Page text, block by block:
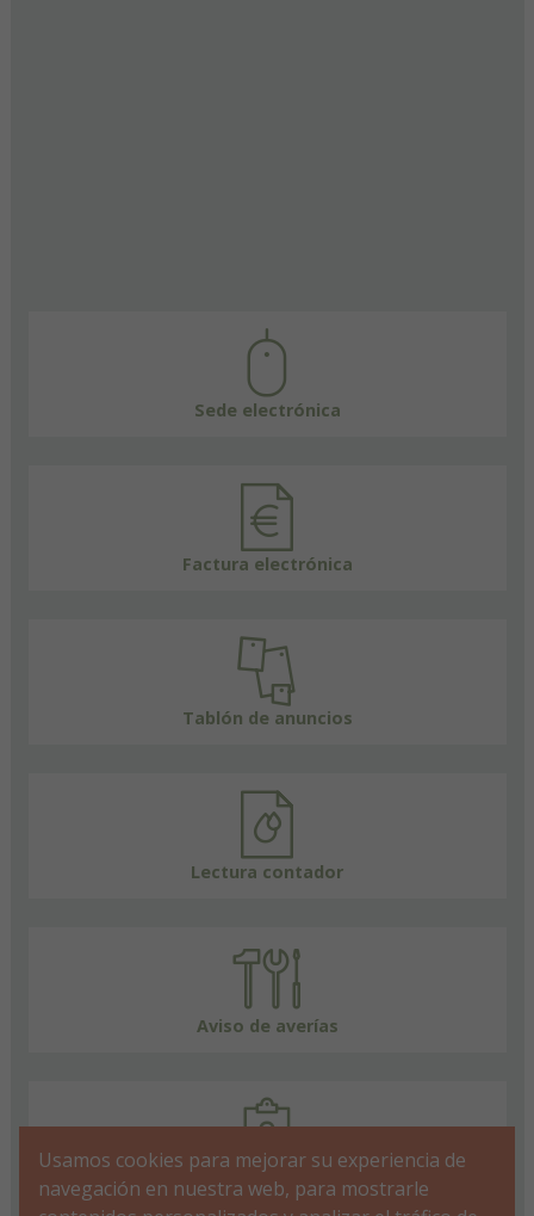
Sede electrónica
Factura electrónica
Tablón de anuncios
Lectura contador
Aviso de averías
FAQs
Usamos cookies para mejorar su experiencia de
navegación en nuestra web, para mostrarle